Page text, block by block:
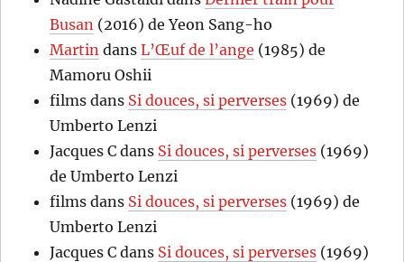
Busan (2016) de Yeon Sang-ho
Martin dansL’Œuf de l’ange (1985) de
Mamoru Oshii
films dans Si douces, si perverses (1969) de
Umberto Lenzi
Jacques C dans Si douces, si perverses (1969)
de Umberto Lenzi
films dans Si douces, si perverses (1969) de
Umberto Lenzi
Jacques C dans Si douces, si perverses (1969)